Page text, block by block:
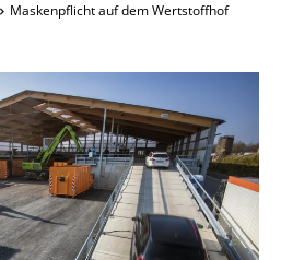
Maskenpflicht auf dem Wertstoffhof